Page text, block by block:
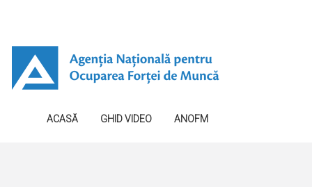
ACASĂ GHID VIDEO ANOFM